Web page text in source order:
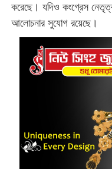
করেছে। যদিও কংগ্রেস নেতৃত্ব
আলোচনার সুযোগ রয়েছে।